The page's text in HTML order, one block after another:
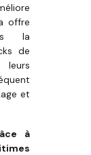
offre
la
de
et
à